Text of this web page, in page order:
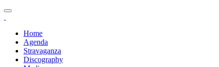
Home
Agenda
Stravaganza
Discography